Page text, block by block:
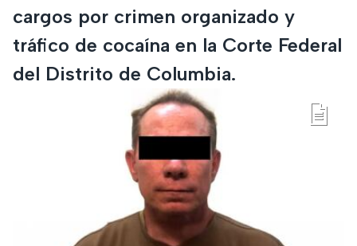
cargos por crimen organizado y
tráfico de cocaína en la Corte Federal
del Distrito de Columbia.